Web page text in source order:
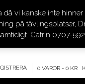
– KOMPETENS –
0 VAROR - 0 KR
då vi kanske inte
på tävlingsplatser,
Catrin 0707-